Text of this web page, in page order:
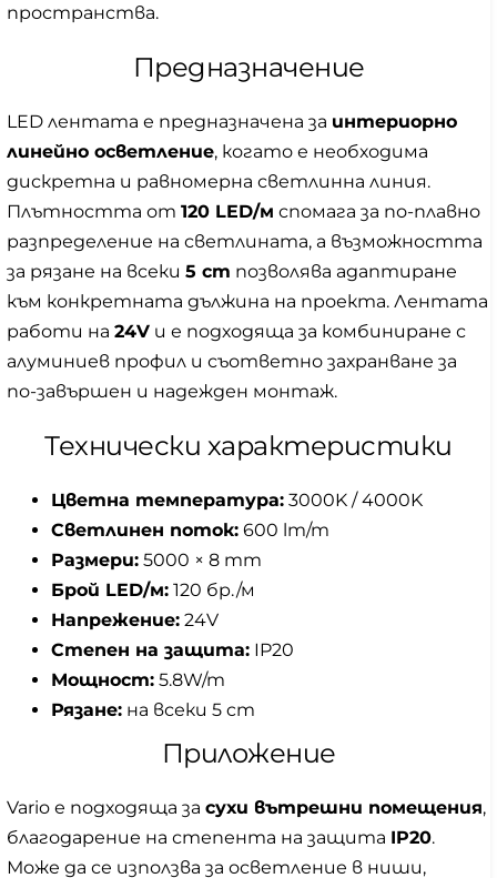
пространства.
Предназначение
LED лентата е предназначена за интериорно
линейно осветление, когато е необходима
дискретна и равномерна светлинна линия.
Плътността от 120 LED/м спомага за по-плавно
разпределение на светлината, а възможността
за рязане на всеки 5 cm позволява адаптиране
към конкретната дължина на проекта. Лентата
работи на 24V и е подходяща за комбиниране с
алуминиев профил и съответно захранване за
по-завършен и надежден монтаж.
Технически характеристики
Цветна температура: 3000K / 4000K
Светлинен поток: 600 lm/m
Размери: 5000 × 8 mm
Брой LED/м: 120 бр./м
Напрежение: 24V
Степен на защита: IP20
Мощност: 5.8W/m
Рязане: на всеки 5 cm
Приложение
Vario е подходяща за сухи вътрешни помещения,
благодарение на степента на защита IP20.
Може да се използва за осветление в ниши,